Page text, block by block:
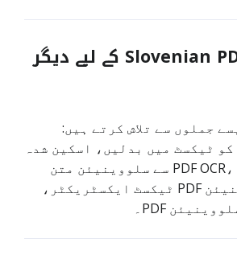
Slovenian PDF OCR کے لیے دیگر
جملوں سے تلاش کرتے ہیں:
سلووینیئن PDF کو ٹیکسٹ میں بدلیں، اسکین شدہ
سلووینیئن PDF OCR، PDF سے سلووینیئن متن
نکالیں، سلووینیئن PDF ٹیکسٹ ایکسٹریکٹر،